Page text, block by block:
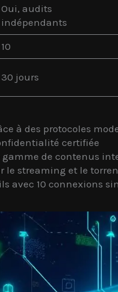
Oui, audits
indépendants
10
30 jours
à des protocoles
certifiée
gamme de contenus
le streaming et le
avec 10 connexions